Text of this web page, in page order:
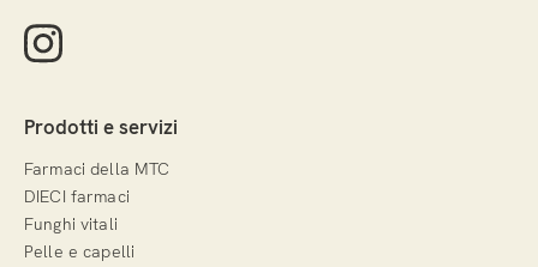
Prodotti e servizi
Farmaci della MTC
DIECI farmaci
Funghi vitali
Pelle e capelli